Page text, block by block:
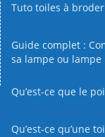
Tuto toiles à broder
Guide complet :
sa lampe ou lampe
Qu’est-ce que le
Qu’est‑ce qu’une